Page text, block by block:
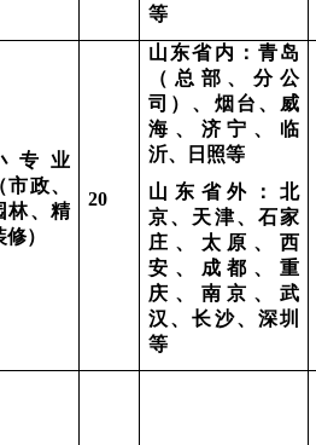
等
专业
市政、
林、精
修）
20
山东省内：青岛
（总部、分公
司）、烟台、威
海、济宁、临
沂、日照等
山东省外：北
京、天津、石家
庄、太原、西
安、成都、重
庆、南京、武
汉、长沙、深圳
等